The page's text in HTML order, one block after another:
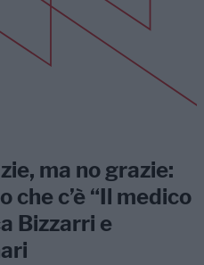
ma no grazie:
che c’è “Il medico
Bizzarri e